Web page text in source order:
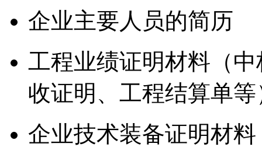
企业主要人员的简历
工程业绩证明材料（
收证明、工程结算单等
企业技术装备证明材